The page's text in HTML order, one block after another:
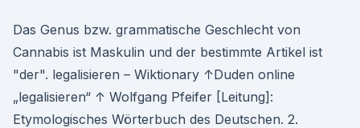
Das Genus bzw. grammatische Geschlecht von
Cannabis ist Maskulin und der bestimmte Artikel ist
"der". legalisieren – Wiktionary ↑Duden online
„legalisieren“ ↑ Wolfgang Pfeifer [Leitung]:
Etymologisches Wörterbuch des Deutschen. 2.